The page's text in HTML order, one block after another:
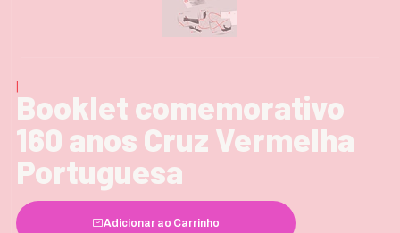
|
Booklet comemorativo
160 anos Cruz Vermelha
Portuguesa
Adicionar ao Carrinho